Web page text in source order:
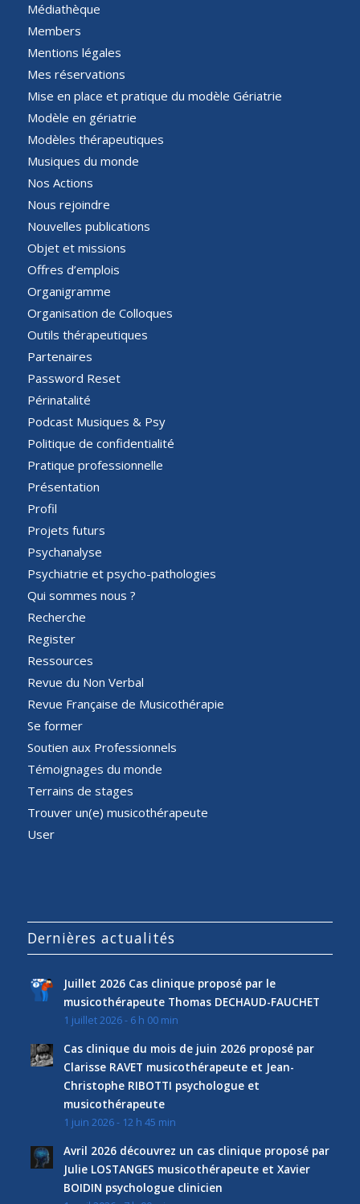
Médiathèque
Members
Mentions légales
Mes réservations
Mise en place et pratique du modèle Gériatrie
Modèle en gériatrie
Modèles thérapeutiques
Musiques du monde
Nos Actions
Nous rejoindre
Nouvelles publications
Objet et missions
Offres d’emplois
Organigramme
Organisation de Colloques
Outils thérapeutiques
Partenaires
Password Reset
Périnatalité
Podcast Musiques & Psy
Politique de confidentialité
Pratique professionnelle
Présentation
Profil
Projets futurs
Psychanalyse
Psychiatrie et psycho-pathologies
Qui sommes nous ?
Recherche
Register
Ressources
Revue du Non Verbal
Revue Française de Musicothérapie
Se former
Soutien aux Professionnels
Témoignages du monde
Terrains de stages
Trouver un(e) musicothérapeute
User
Dernières actualités
Juillet 2026 Cas clinique proposé par le
musicothérapeute Thomas DECHAUD-FAUCHET
1 juillet 2026 - 6 h 00 min
Cas clinique du mois de juin 2026 proposé par
Clarisse RAVET musicothérapeute et Jean-
Christophe RIBOTTI psychologue et
musicothérapeute
1 juin 2026 - 12 h 45 min
Avril 2026 découvrez un cas clinique proposé par
Julie LOSTANGES musicothérapeute et Xavier
BOIDIN psychologue clinicien